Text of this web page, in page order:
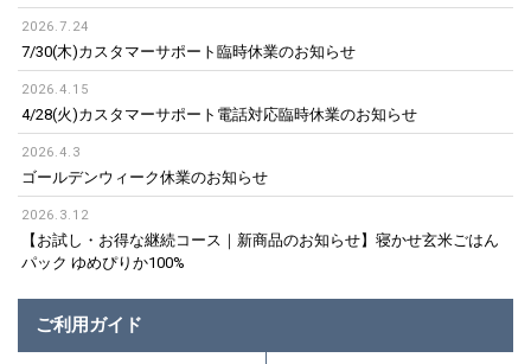
2026.7.24
7/30(木)カスタマーサポート臨時休業のお知らせ
2026.4.15
4/28(火)カスタマーサポート電話対応臨時休業のお知らせ
2026.4.3
ゴールデンウィーク休業のお知らせ
2026.3.12
【お試し・お得な継続コース｜新商品のお知らせ】寝かせ玄米ごはん
パック ゆめぴりか100%
ご利用ガイド